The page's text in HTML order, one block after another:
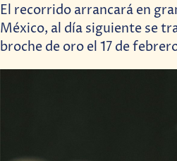
El recorrido arrancará en
México, al día siguiente se
broche de oro el 17 de